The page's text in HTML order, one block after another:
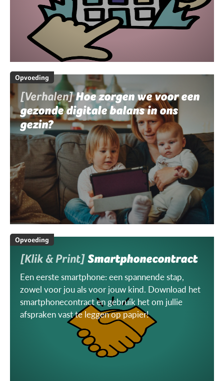
Opvoeding
[Verhalen]Hoe zorgen we voor een
gezonde digitale balans in ons
gezin?
Opvoeding
[Klik & Print]Smartphonecontract
Een eerste smartphone: een spannende stap,
zowel voor jou als voor jouw kind. Download het
smartphonecontract en gebruik het om jullie
afspraken vast te leggen op papier!